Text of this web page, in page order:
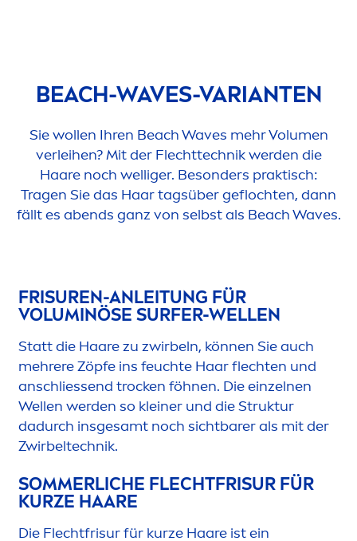
BEACH-WAVES-VARIANTEN
Sie wollen Ihren Beach Waves mehr Volumen
verleihen? Mit der Flechttechnik werden die
Haare noch welliger. Besonders praktisch:
Tragen Sie das Haar tagsüber geflochten, dann
fällt es abends ganz von selbst als Beach Waves.
FRISUREN-ANLEITUNG FÜR
VOLUMINÖSE SURFER-WELLEN
Statt die Haare zu zwirbeln, können Sie auch
mehrere Zöpfe ins feuchte Haar flechten und
anschliessend trocken föhnen. Die einzelnen
Wellen werden so kleiner und die Struktur
dadurch insgesamt noch sichtbarer als mit der
Zwirbeltechnik.
SOMMERLICHE FLECHTFRISUR FÜR
KURZE HAARE
Die Flechtfrisur für kurze Haare ist ein